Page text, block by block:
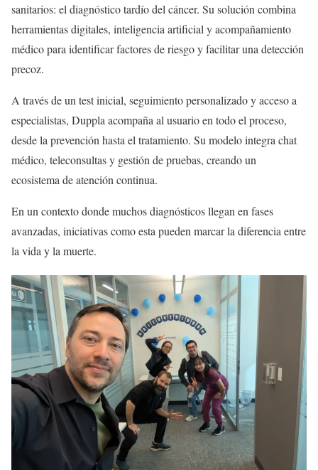
sanitarios: el diagnóstico tardío del cáncer. Su solución combina
herramientas digitales, inteligencia artificial y acompañamiento
médico para identificar factores de riesgo y facilitar una detección
precoz.
A través de un test inicial, seguimiento personalizado y acceso a
especialistas, Duppla acompaña al usuario en todo el proceso,
desde la prevención hasta el tratamiento. Su modelo integra chat
médico, teleconsultas y gestión de pruebas, creando un
ecosistema de atención continua.
En un contexto donde muchos diagnósticos llegan en fases
avanzadas, iniciativas como esta pueden marcar la diferencia entre
la vida y la muerte.